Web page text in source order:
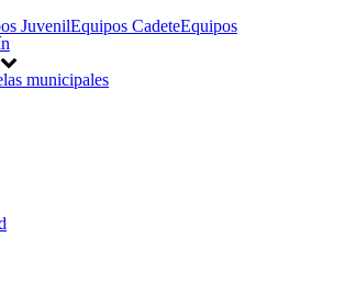
JuvenilEquipos CadeteEquipos
municipales